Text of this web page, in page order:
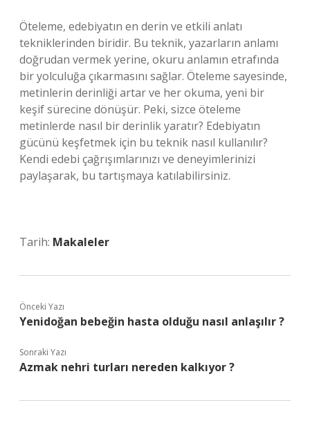
Öteleme, edebiyatın en derin ve etkili anlatı
tekniklerinden biridir. Bu teknik, yazarların anlamı
doğrudan vermek yerine, okuru anlamın etrafında
bir yolculuğa çıkarmasını sağlar. Öteleme sayesinde,
metinlerin derinliği artar ve her okuma, yeni bir
keşif sürecine dönüşür. Peki, sizce öteleme
metinlerde nasıl bir derinlik yaratır? Edebiyatın
gücünü keşfetmek için bu teknik nasıl kullanılır?
Kendi edebi çağrışımlarınızı ve deneyimlerinizi
paylaşarak, bu tartışmaya katılabilirsiniz.
Tarih: Makaleler
Önceki Yazı
Yenidoğan bebeğin hasta olduğu nasıl anlaşılır ?
Sonraki Yazı
Azmak nehri turları nereden kalkıyor ?